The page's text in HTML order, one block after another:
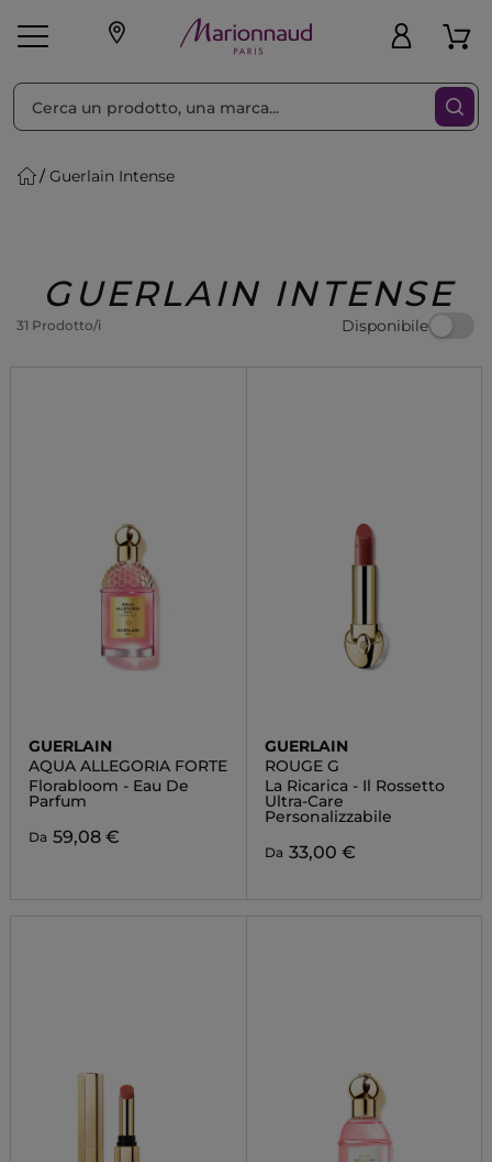
Make-up Profumi
Regalo
Guerlain Intense
GUERLAIN INTENSE
31 Prodotto/i Disponibile
Ordina per Filtra
GUERLAIN
AQUA ALLEGORIA FORTE
Florabloom - Eau De
Parfum
Da 59,08 €
GUERLAIN
ROUGE G
La Ricarica - Il Rossetto
Ultra-Care
Personalizzabile
Da 33,00 €